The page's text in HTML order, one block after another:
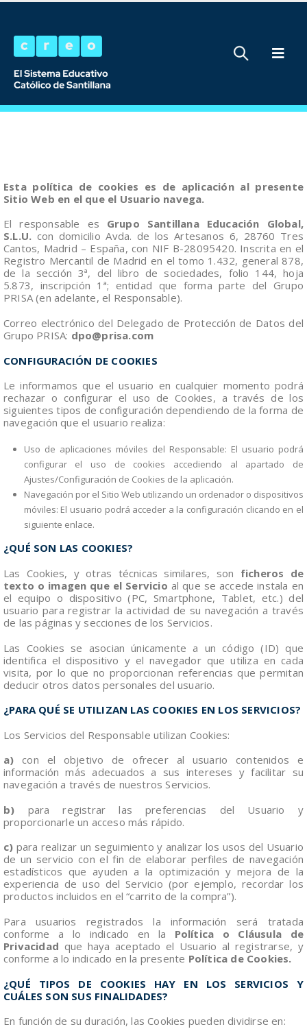
Esta política de cookies es de aplicación al presente
Sitio Web en el que el Usuario navega.
El responsable es Grupo Santillana Educación Global,
S.L.U. con domicilio Avda. de los Artesanos 6, 28760 Tres
Cantos, Madrid – España, con NIF B-28095420. Inscrita en el
Registro Mercantil de Madrid en el tomo 1.432, general 878,
de la sección 3ª, del libro de sociedades, folio 144, hoja
5.873, inscripción 1ª; entidad que forma parte del Grupo
PRISA (en adelante, el Responsable).
Correo electrónico del Delegado de Protección de Datos del
Grupo PRISA: dpo@prisa.com
CONFIGURACIÓN DE COOKIES
Le informamos que el usuario en cualquier momento podrá
rechazar o configurar el uso de Cookies, a través de los
siguientes tipos de configuración dependiendo de la forma de
navegación que el usuario realiza:
Uso de aplicaciones móviles del Responsable: El usuario podrá
configurar el uso de cookies accediendo al apartado de
Ajustes/Configuración de Cookies de la aplicación.
Navegación por el Sitio Web utilizando un ordenador o dispositivos
móviles: El usuario podrá acceder a la configuración clicando en el
siguiente enlace.
¿QUÉ SON LAS COOKIES?
Las Cookies, y otras técnicas similares, son ficheros de
texto o imagen que el Servicio al que se accede instala en
el equipo o dispositivo (PC, Smartphone, Tablet, etc.) del
usuario para registrar la actividad de su navegación a través
de las páginas y secciones de los Servicios.
Las Cookies se asocian únicamente a un código (ID) que
identifica el dispositivo y el navegador que utiliza en cada
visita, por lo que no proporcionan referencias que permitan
deducir otros datos personales del usuario.
¿PARA QUÉ SE UTILIZAN LAS COOKIES EN LOS SERVICIOS?
Los Servicios del Responsable utilizan Cookies:
a) con el objetivo de ofrecer al usuario contenidos e
información más adecuados a sus intereses y facilitar su
navegación a través de nuestros Servicios.
b) para registrar las preferencias del Usuario y
proporcionarle un acceso más rápido.
c) para realizar un seguimiento y analizar los usos del Usuario
de un servicio con el fin de elaborar perfiles de navegación
estadísticos que ayuden a la optimización y mejora de la
experiencia de uso del Servicio (por ejemplo, recordar los
productos incluidos en el “carrito de la compra”).
Para usuarios registrados la información será tratada
conforme a lo indicado en la Política o Cláusula de
Privacidad que haya aceptado el Usuario al registrarse, y
conforme a lo indicado en la presente Política de Cookies.
¿QUÉ TIPOS DE COOKIES HAY EN LOS SERVICIOS Y
CUÁLES SON SUS FINALIDADES?
En función de su duración, las Cookies pueden dividirse en: